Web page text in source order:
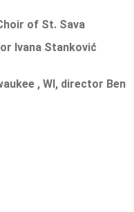
of St. Sava
Ivana Stanković
, WI, director Ben